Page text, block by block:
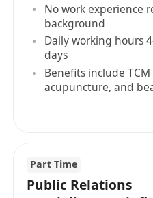
No work experience
background
Daily working hours
days
Benefits include
acupuncture, and
Part Time
Public Relations